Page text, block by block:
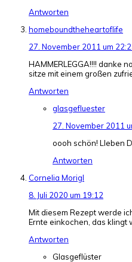
Antworten
homeboundtheheartoflife
27. November 2011 um
HAMMERLEGGA!!!! danke
sitze mit einem großen
Antworten
glasgefluester
27. November 2011
oooh schön! LIeben
Antworten
Cornelia Morigl
8. Juli 2020 um 19:12
Mit diesem Rezept werde
Ernte einkochen, das klingt
Antworten
Glasgeflüster